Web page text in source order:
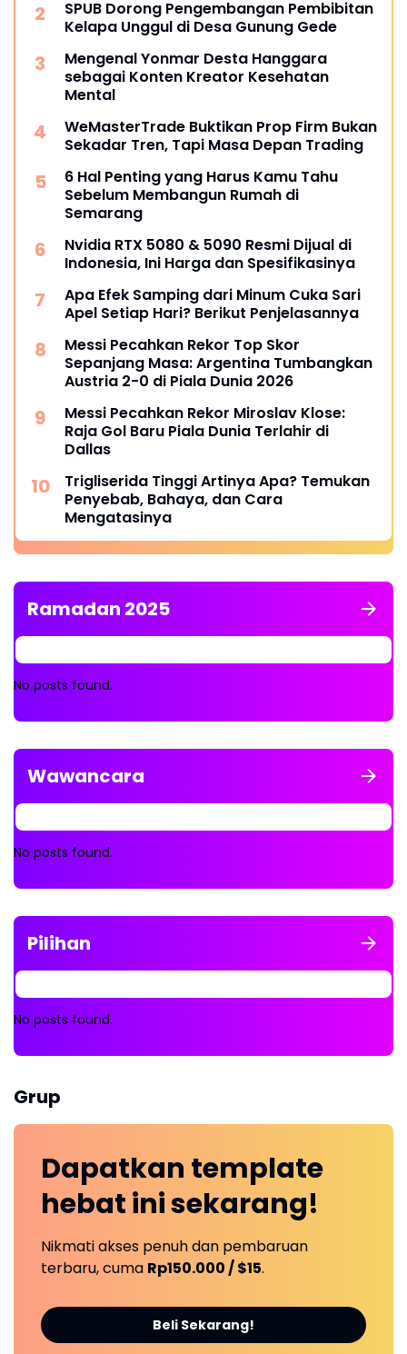
SPUB Dorong Pengembangan Pembibitan
Kelapa Unggul di Desa Gunung Gede
Mengenal Yonmar Desta Hanggara
sebagai Konten Kreator Kesehatan
Mental
WeMasterTrade Buktikan Prop Firm Bukan
Sekadar Tren, Tapi Masa Depan Trading
6 Hal Penting yang Harus Kamu Tahu
Sebelum Membangun Rumah di
Semarang
Nvidia RTX 5080 & 5090 Resmi Dijual di
Indonesia, Ini Harga dan Spesifikasinya
Apa Efek Samping dari Minum Cuka Sari
Apel Setiap Hari? Berikut Penjelasannya
Messi Pecahkan Rekor Top Skor
Sepanjang Masa: Argentina Tumbangkan
Austria 2-0 di Piala Dunia 2026
Messi Pecahkan Rekor Miroslav Klose:
Raja Gol Baru Piala Dunia Terlahir di
Dallas
Trigliserida Tinggi Artinya Apa? Temukan
Penyebab, Bahaya, dan Cara
Mengatasinya
Ramadan 2025
No posts found.
Wawancara
No posts found.
Pilihan
No posts found.
Grup
Dapatkan template
hebat inisekarang!
Nikmati akses penuh dan pembaruan
terbaru, cuma Rp150.000 / $15.
Beli Sekarang!